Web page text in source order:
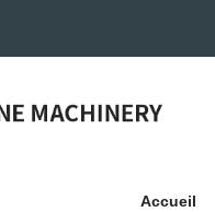
Accueil